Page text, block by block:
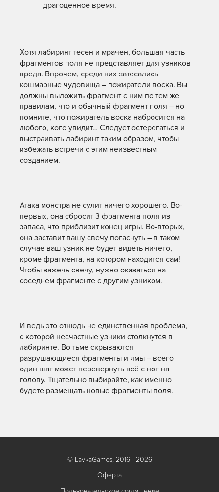
драгоценное время.
Хотя лабиринт тесен и мрачен, большая часть
фрагментов поля не представляет для узников
вреда. Впрочем, среди них затесались
кошмарные чудовища – пожиратели воска. Вы
должны выложить фрагмент с ним по тем же
правилам, что и обычный фрагмент поля – но
помните, что пожиратель воска набросится на
любого, кого увидит… Следует остерегаться и
выстраивать лабиринт таким образом, чтобы
избежать встречи с этим неизвестным
созданием.
Атака монстра не сулит ничего хорошего. Во-
первых, она сбросит 3 фрагмента поля из
запаса, что приблизит конец игры. Во-вторых,
она заставит вашу свечу погаснуть – в таком
случае ваш узник не будет видеть ничего,
кроме фрагмента, на котором находится сам!
Чтобы зажечь свечу, нужно оказаться на
соседнем фрагменте с другим узником.
И ведь это отнюдь не единственная проблема,
с которой несчастные узники столкнутся в
лабиринте. Во тьме скрываются
разрушающиеся фрагменты и ямы – всего
один шаг может перевернуть всё с ног на
голову. Тщательно выбирайте, как именно
будете размещать новые фрагменты поля.
© LavkaGames, 2016—2026
Оферта